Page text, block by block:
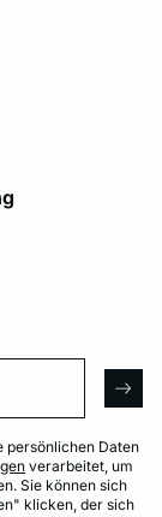
persönlichen Daten
verarbeitet, um
Sie können sich
klicken, der sich